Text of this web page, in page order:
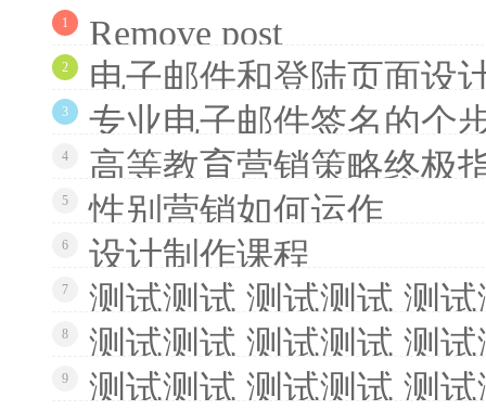
1 Remove post
2 电子邮件和登陆页面设
3 专业电子邮件签名的个
4 高等教育营销策略终极
5 性别营销如何运作
6 设计制作课程
7 测试测试 测试测试 测
8 测试测试 测试测试 测
9 测试测试 测试测试 测